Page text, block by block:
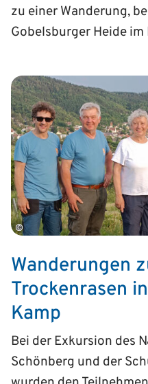
zu einer Wanderung,
Gobelsburger Heide
©
Wanderungen
Trockenrasen
Kamp
Bei der Exkursion des
Schönberg und der